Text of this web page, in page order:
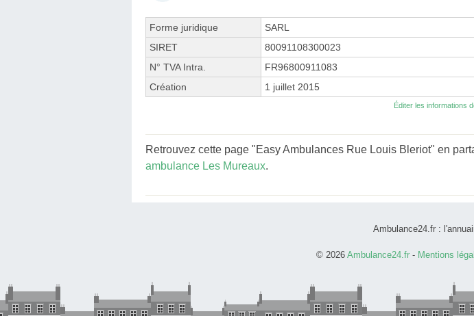
Forme juridique
SARL
SIRET
80091108300023
N° TVA Intra.
FR96800911083
Création
1 juillet 2015
Éditer les informations
Retrouvez cette page "Easy Ambulances Rue Louis Bleriot" en
ambulance Les Mureaux.
Ambulance24.fr :
© 2026 Ambulance24.fr - Mentions